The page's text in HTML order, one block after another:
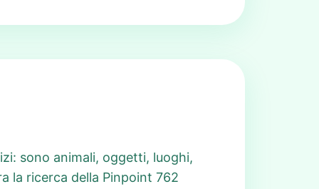
sono animali, oggetti, luoghi,
la ricerca della Pinpoint 762